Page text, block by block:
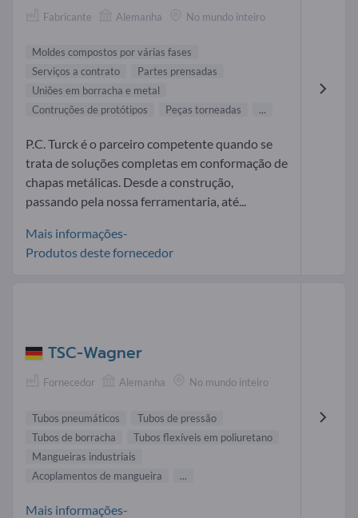
Fabricante Alemanha No mundo inteiro
Moldes compostos por várias fases
Serviços a contrato
Partes prensadas
Uniões em borracha e metal
Contruções de protótipos
Peças torneadas ...
P.C. Turck é o parceiro competente quando se
trata de soluções completas em conformação de
chapas metálicas. Desde a construção,
passando pela nossa ferramentaria, até...
Mais informações-
Produtos deste fornecedor
TSC-Wagner
Fornecedor Alemanha No mundo inteiro
Tubos pneumáticos
Tubos de pressão
Tubos de borracha
Tubos flexíveis em poliuretano
Mangueiras industriais
Acoplamentos de mangueira
...
Mais informações-